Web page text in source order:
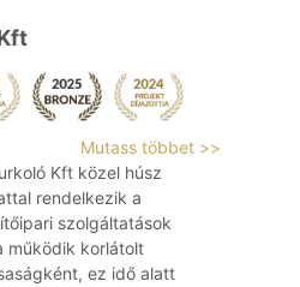
Mutass többet >>
Kft közel húsz
rendelkezik a
szolgáltatások
működik korlátolt
ez idő alatt